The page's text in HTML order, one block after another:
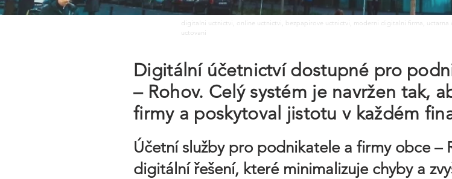
digitalni uctnictvi, online uctnictvi, bezpapirove uctnictvi, moderni digitalni firma, uctarna
uctovani
Digitální účetnictví dostupné pro
– Rohov. Celý systém je navržen tak,
firmy a poskytoval jistotu v každém
Účetní služby pro podnikatele a firmy obce –
digitální řešení, které minimalizuje chyby a